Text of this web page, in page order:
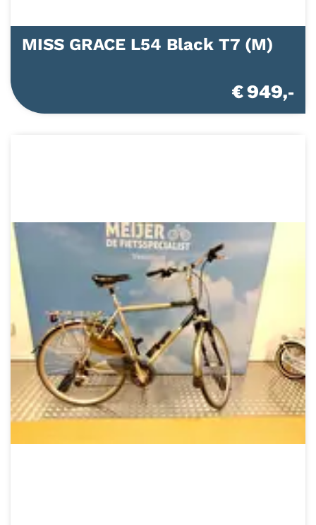
MISS GRACE L54 Black T7 (M)
€ 949,-